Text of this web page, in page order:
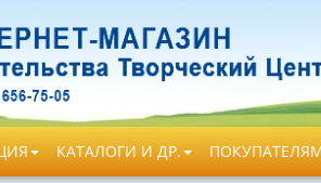
КАТАЛОГИ И ДР.